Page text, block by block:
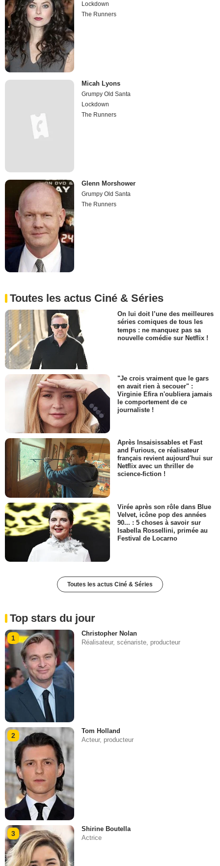
Lockdown
The Runners
Micah Lyons
Grumpy Old Santa
Lockdown
The Runners
Glenn Morshower
Grumpy Old Santa
The Runners
Toutes les actus Ciné & Séries
On lui doit l’une des meilleures
séries comiques de tous les
temps : ne manquez pas sa
nouvelle comédie sur Netflix !
"Je crois vraiment que le gars
en avait rien à secouer" :
Virginie Efira n'oubliera jamais
le comportement de ce
journaliste !
Après Insaisissables et Fast
and Furious, ce réalisateur
français revient aujourd'hui sur
Netflix avec un thriller de
science-fiction !
Virée après son rôle dans Blue
Velvet, icône pop des années
90... : 5 choses à savoir sur
Isabella Rossellini, primée au
Festival de Locarno
Toutes les actus Ciné & Séries
Top stars du jour
1
Christopher Nolan
Réalisateur, scénariste, producteur
2
Tom Holland
Acteur, producteur
3
Shirine Boutella
Actrice